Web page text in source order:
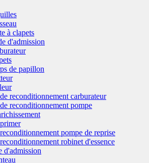
à clapets
d'admission
de papillon
reconditionnement carburateur
reconditionnement pompe
pompe de reprise
robinet d'essence
d'admission